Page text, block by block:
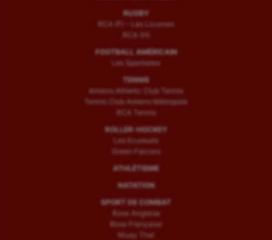
RUGBY
RCA (F) – Les Licornes
RCA (H)
FOOTBALL AMÉRICAIN
Les Spartiates
TENNIS
Amiens Athletic Club Tennis
Tennis Club Amiens Métropole
RCA Tennis
ROLLER-HOCKEY
Les Ecureuils
Green Falcons
ATHLÉTISME
NATATION
SPORT DE COMBAT
Boxe Anglaise
Boxe Française
Muay Thaï